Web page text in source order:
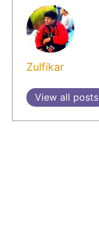
Zulfikar
View all posts